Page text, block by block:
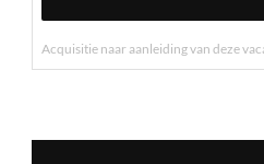
Acquisitie naar aanleiding van deze